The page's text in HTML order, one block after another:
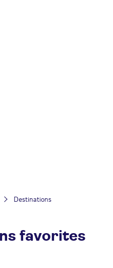
Destinations
favorites